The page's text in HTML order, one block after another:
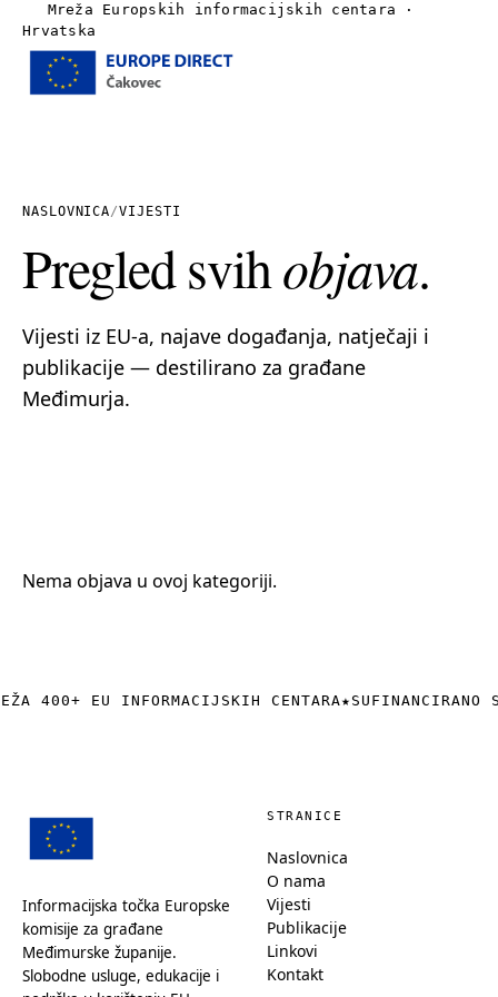
Mreža Europskih informacijskih centara ·
Hrvatska
Vijesti
Linkovi
NASLOVNICA/VIJESTI
Pregled svihobjava.
Vijesti iz EU-a, najave događanja, natječaji i
publikacije — destilirano za građane
Međimurja.
Nema objava u ovoj kategoriji.
400+ EU INFORMACIJSKIH CENTARA★ SUFINANCIRANO
Informacijska točka Europske
komisije za građane
Međimurske županije.
Slobodne usluge, edukacije i
STRANICE
Naslovnica
O nama
Vijesti
Publikacije
Linkovi
Kontakt